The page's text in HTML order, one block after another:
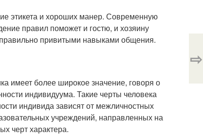
этикета и хороших манер. Современную
правил поможет и гостю, и хозяину
привитыми навыками общения.
имеет более широкое значение, говоря о
индивидуума. Такие черты человека
индивида зависят от межличностных
учреждений, направленных на
черт характера.
⇨